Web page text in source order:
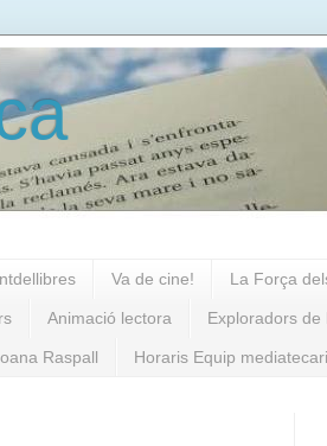
Va de cine! La Força
Animació lectora Exploradors de
Raspall Horaris Equip